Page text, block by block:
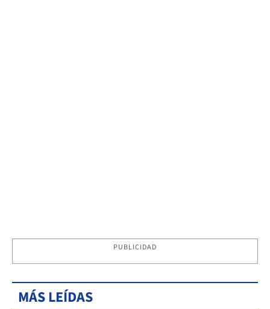
PUBLICIDAD
MÁS LEÍDAS